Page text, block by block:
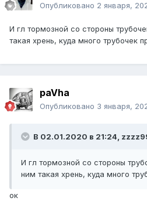
Опубликовано 2 января,
И гл тормозной со стороны
такая хрень, куда много трубочек
paVha
Опубликовано 3 января,
В 02.01.2020 в 21:24,
И гл тормозной со стороны
ним такая хрень, куда много
ок